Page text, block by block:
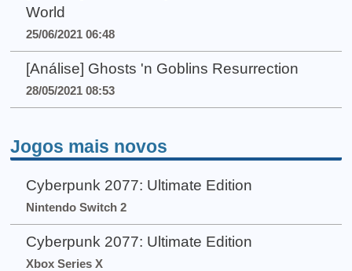
World
25/06/2021 06:48
[Análise] Ghosts 'n Goblins Resurrection
28/05/2021 08:53
Jogos mais novos
Cyberpunk 2077: Ultimate Edition
Nintendo Switch 2
Cyberpunk 2077: Ultimate Edition
Xbox Series X